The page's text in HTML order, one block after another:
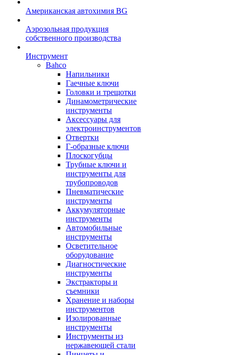
Американская автохимия BG
Аэрозольная продукция
собственного производства
Инструмент
Bahco
Напильники
Гаечные ключи
Головки и трещотки
Динамометрические
инструменты
Аксессуары для
электроинструментов
Отвертки
Г-образные ключи
Плоскогубцы
Трубные ключи и
инструменты для
трубопроводов
Пневматические
инструменты
Аккумуляторные
инструменты
Автомобильные
инструменты
Осветительное
оборудование
Диагностические
инструменты
Экстракторы и
съемники
Хранение и наборы
инструментов
Изолированные
инструменты
Инструменты из
нержавеющей стали